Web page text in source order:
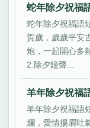
蛇年除夕祝福
蛇年除夕祝福語
賀歲，歲歲平安
炮，一起開心多
2.除夕鐘聲...
羊年除夕祝福
羊年除夕祝福語
爛，愛情揚眉吐